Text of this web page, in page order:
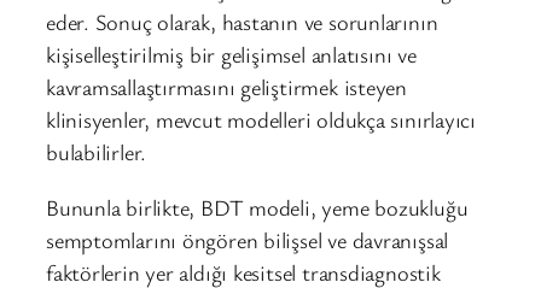
eder. Sonuç olarak, hastanın ve sorunlarının
kişiselleştirilmiş bir gelişimsel anlatısını ve
kavramsallaştırmasını geliştirmek isteyen
klinisyenler, mevcut modelleri oldukça sınırlayıcı
bulabilirler.
Bununla birlikte, BDT modeli, yeme bozukluğu
semptomlarını öngören bilişsel ve davranışsal
faktörlerin yer aldığı kesitsel transdiagnostik